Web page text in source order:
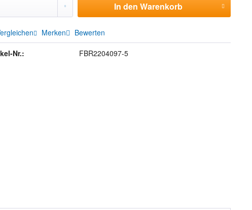
In den Warenkorb
Merken Bewerten
Nr.: FBR2204097-5